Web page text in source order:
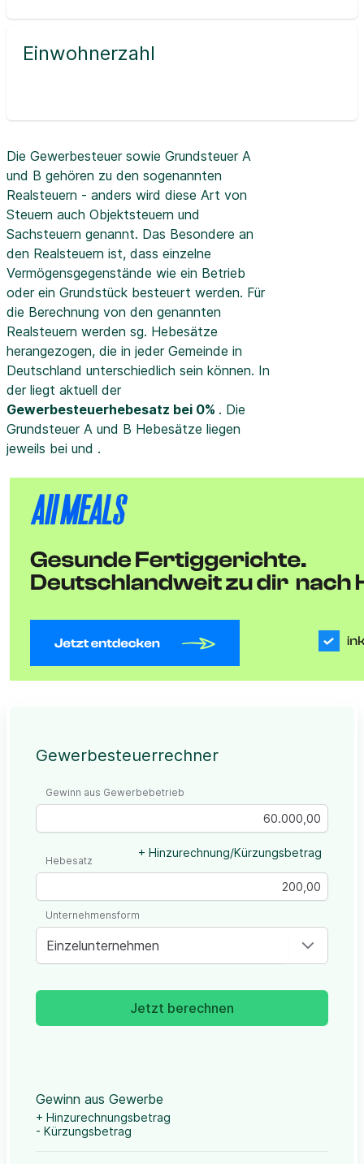
Einwohnerzahl
Die Gewerbesteuer sowie Grundsteuer A
und B gehören zu den sogenannten
Realsteuern - anders wird diese Art von
Steuern auch Objektsteuern und
Sachsteuern genannt. Das Besondere an
den Realsteuern ist, dass einzelne
Vermögensgegenstände wie ein Betrieb
oder ein Grundstück besteuert werden. Für
die Berechnung von den genannten
Realsteuern werden sg. Hebesätze
herangezogen, die in jeder Gemeinde in
Deutschland unterschiedlich sein können. In
der liegt aktuell der
Gewerbesteuerhebesatz bei 0% . Die
Grundsteuer A und B Hebesätze liegen
jeweils bei und .
Gewerbesteuerrechner
Gewinn aus Gewerbebetrieb
+ Hinzurechnung/Kürzungsbetrag
Hebesatz
Einzelunternehmen
Unternehmensform
Jetzt berechnen
Gewinn aus Gewerbe
+ Hinzurechnungsbetrag
- Kürzungsbetrag